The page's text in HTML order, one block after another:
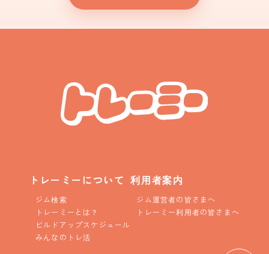
トレーミーについて
ジム検索
トレーミーとは？
ビルドアップスケジュール
みんなのトレ活
利用者案内
ジム運営者の皆さまへ
トレーミー利用者の皆さまへ